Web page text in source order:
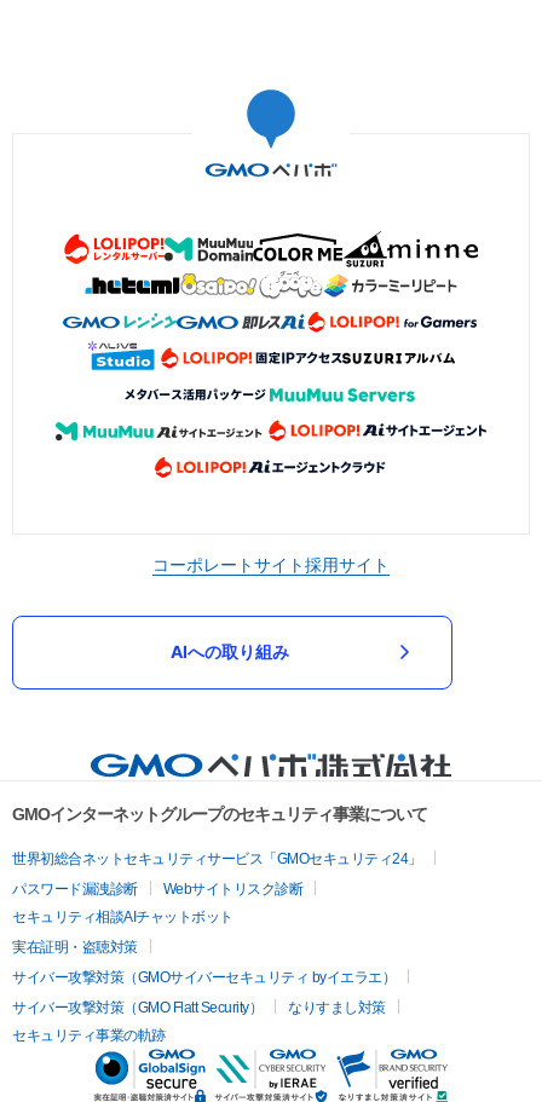
コーポレートサイト採用サイト
AIへの取り組み
GMOインターネットグループのセキュリティ事業について
世界初総合ネットセキュリティサービス「GMOセキュリティ24」
パスワード漏洩診断
Webサイトリスク診断
セキュリティ相談AIチャットボット
実在証明・盗聴対策
サイバー攻撃対策（GMOサイバーセキュリティ byイエラエ）
サイバー攻撃対策（GMO Flatt Security）
なりすまし対策
セキュリティ事業の軌跡